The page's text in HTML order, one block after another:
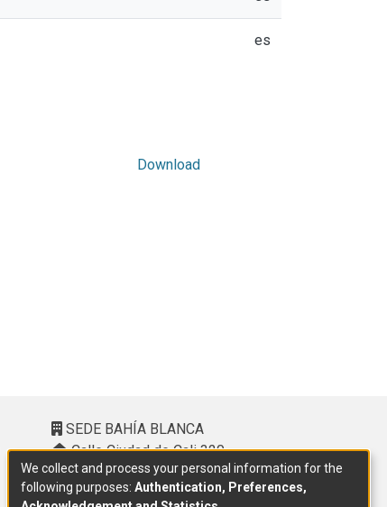
es
Download
SEDE BAHÍA BLANCA
Calle Ciudad de Cali 320 –
(8000). Universidad Provincial del
Sudoeste (UPSO)
We collect and process your personal information for the
following purposes: Authentication, Preferences,